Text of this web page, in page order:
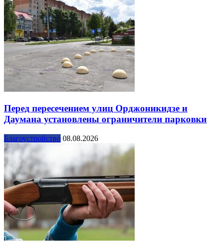
Перед пересечением улиц Орджоникидзе и
Даумана установлены ограничители парковки
Благоустройство 08.08.2026